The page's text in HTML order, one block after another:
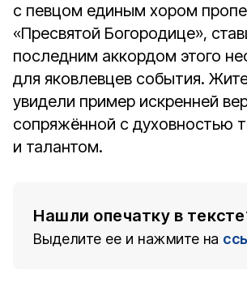
с певцом единым хором
«Пресвятой Богородице»,
последним аккордом этого
для яковлевцев события.
увидели пример искренней
сопряжённой с духовностью
и талантом.
Нашли опечатку в
Выделите ее и нажмите на